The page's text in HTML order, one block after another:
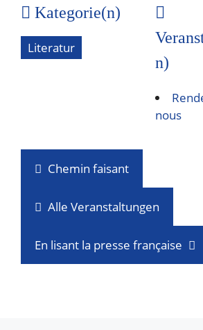
Kategorie(n)
Literatur
n)
nous
Chemin faisant
Alle Veranstaltungen
En lisant la presse française